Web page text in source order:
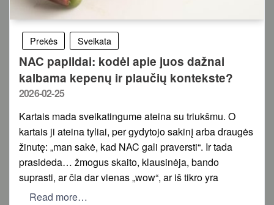
Prekės Sveikata
NAC papildai: kodėl apie juos dažnai
kalbama kepenų ir plaučių kontekste?
Posted
2026-02-25
Kartais mada sveikatingume ateina su triukšmu. O
kartais ji ateina tyliai, per gydytojo sakinį arba draugės
žinutę: „man sakė, kad NAC gali praversti“. Ir tada
prasideda… žmogus skaito, klausinėja, bando
suprasti, ar čia dar vienas „wow“, ar iš tikro yra
Read more…